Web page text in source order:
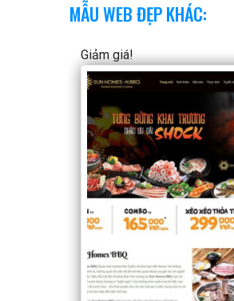
MẪU WEB ĐẸP KHÁC:
Giảm giá!